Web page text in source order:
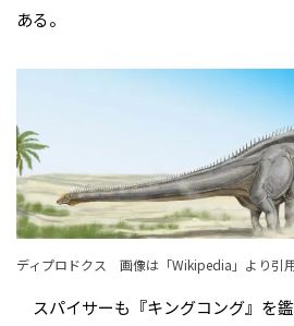
ある。
ディプロドクス 画像は「Wikipedia 」より引
スパイサーも『キングコング』を